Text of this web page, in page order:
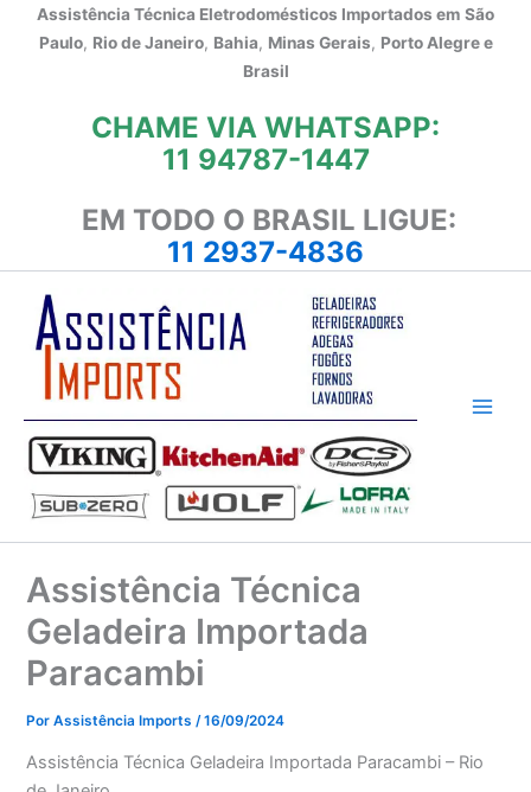
Assistência Técnica Eletrodomésticos Importados em São
Paulo, Rio de Janeiro, Bahia, Minas Gerais, Porto Alegre e
Brasil
CHAME VIA WHATSAPP:
11 94787-1447
EM TODO O BRASIL LIGUE:
11 2937-4836
Assistência Técnica
Geladeira Importada
Paracambi
PorAssistência Imports/16/09/2024
Assistência Técnica Geladeira Importada Paracambi – Rio